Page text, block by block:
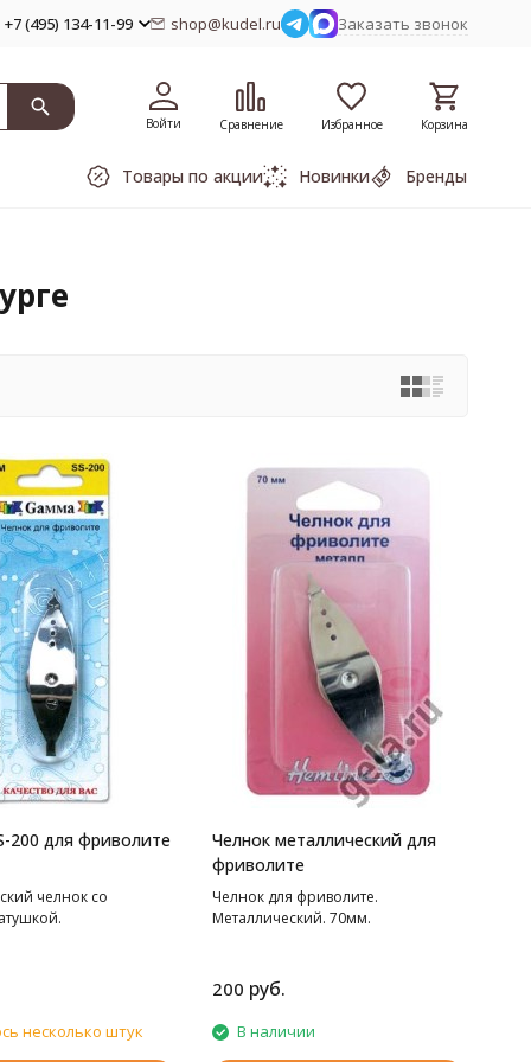
+7 (495) 134-11-99 shop@kudel.ru Заказать звонок
Войти Сравнение Избранное Корзина
Товары по акции Новинки Бренды
200 для фриволите
челнок со
несколько штук
Челнок металлический для
фриволите
Челнок для фриволите.
Металлический. 70мм.
200 руб.
В наличии